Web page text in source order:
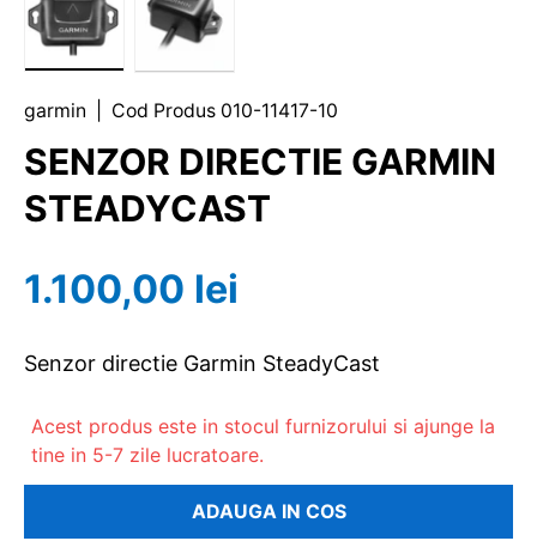
garmin Cod Produs 010-11417-10
SENZOR DIRECTIE GARMIN
STEADYCAST
1.100,00 lei
Senzor directie Garmin SteadyCast
Acest produs este in stocul furnizorului si ajunge la
tine in 5-7 zile lucratoare.
ADAUGA IN COS